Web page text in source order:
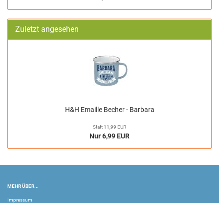
Zuletzt angesehen
H&H Emaille Becher - Barbara
Statt 11,99 EUR
Nur 6,99 EUR
MEHR ÜBER...
Impressum